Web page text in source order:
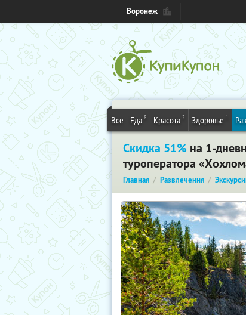
Воронеж
Все Еда 8 Красота 2 Здоровье 1
Скидка 51% на 1-
туроператора
Главная Развлечения